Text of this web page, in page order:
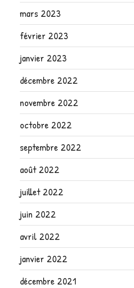
mars 2023
février 2023
janvier 2023
décembre 2022
novembre 2022
octobre 2022
septembre 2022
août 2022
juillet 2022
juin 2022
avril 2022
janvier 2022
décembre 2021